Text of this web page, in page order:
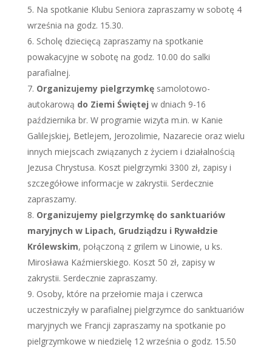
Na spotkanie Klubu Seniora zapraszamy w sobotę 4
września na godz. 15.30.
Scholę dziecięcą zapraszamy na spotkanie
powakacyjne w sobotę na godz. 10.00 do salki
parafialnej.
Organizujemy pielgrzymkęsamolotowo-
autokarową do Ziemi Świętej w dniach 9-16
października br. W programie wizyta m.in. w Kanie
Galilejskiej, Betlejem, Jerozolimie, Nazarecie oraz wielu
innych miejscach związanych z życiem i działalnością
Jezusa Chrystusa. Koszt pielgrzymki 3300 zł, zapisy i
szczegółowe informacje w zakrystii. Serdecznie
zapraszamy.
Organizujemy pielgrzymkę do sanktuariów
maryjnych w Lipach, Grudziądzu i Rywałdzie
Królewskim, połączoną z grilem w Linowie, u ks.
Mirosława Kaźmierskiego. Koszt 50 zł, zapisy w
zakrystii. Serdecznie zapraszamy.
Osoby, które na przełomie maja i czerwca
uczestniczyły w parafialnej pielgrzymce do sanktuariów
maryjnych we Francji zapraszamy na spotkanie po
pielgrzymkowe w niedzielę 12 września o godz. 15.50